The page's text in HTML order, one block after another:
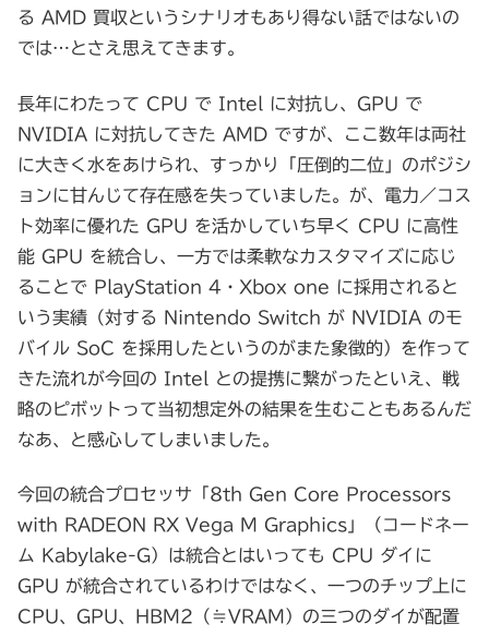
る AMD 買収というシナリオもあり得ない話ではないの
では…とさえ思えてきます。
長年にわたって CPU で Intel に対抗し、GPU で
NVIDIA に対抗してきた AMD ですが、ここ数年は両社
に大きく水をあけられ、すっかり「圧倒的二位」のポジシ
ョンに甘んじて存在感を失っていました。が、電力／コス
ト効率に優れた GPU を活かしていち早く CPU に高性
能 GPU を統合し、一方では柔軟なカスタマイズに応じ
ることで PlayStation 4・Xbox one に採用されると
いう実績（対する Nintendo Switch が NVIDIA のモ
バイル SoC を採用したというのがまた象徴的）を作って
きた流れが今回の Intel との提携に繋がったといえ、戦
略のピボットって当初想定外の結果を生むこともあるんだ
なあ、と感心してしまいました。
今回の統合プロセッサ「8th Gen Core Processors
with RADEON RX Vega M Graphics」（コードネー
ム Kabylake-G）は統合とはいっても CPU ダイに
GPU が統合されているわけではなく、一つのチップ上に
CPU、GPU、HBM2（≒VRAM）の三つのダイが配置